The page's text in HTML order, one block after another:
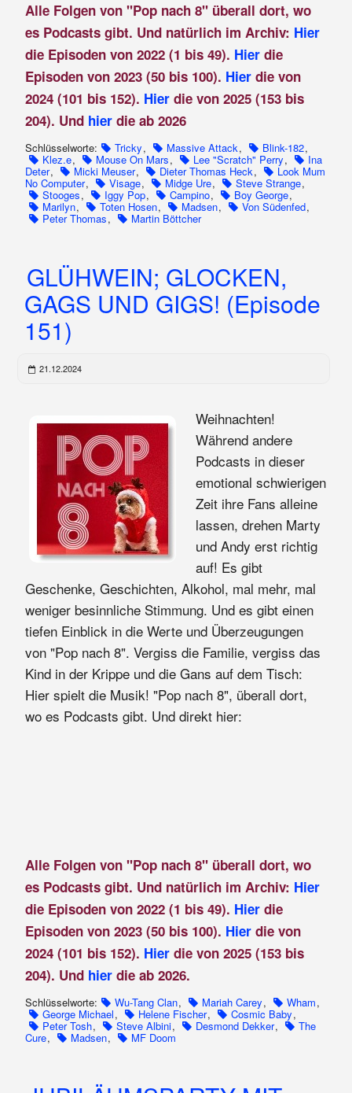
Alle Folgen von "Pop nach 8" überall dort, wo
es Podcasts gibt. Und natürlich im Archiv: Hier
die Episoden von 2022 (1 bis 49). Hierdie
Episoden von 2023 (50 bis 100). Hier die von
2024 (101 bis 152). Hier die von 2025 (153 bis
204). Und hier die ab 2026
Schlüsselworte: Tricky, Massive Attack, Blink-182,
Klez.e, Mouse On Mars, Lee "Scratch" Perry, Ina
Deter, Micki Meuser, Dieter Thomas Heck, Look Mum
No Computer, Visage, Midge Ure, Steve Strange,
Stooges, Iggy Pop, Campino, Boy George,
Marilyn, Toten Hosen, Madsen, Von Südenfed,
Peter Thomas, Martin Böttcher
GLÜHWEIN; GLOCKEN,
GAGS UND GIGS! (Episode
151)
21.12.2024
Weihnachten!
Während andere
Podcasts in dieser
emotional schwierigen
Zeit ihre Fans alleine
lassen, drehen Marty
und Andy erst richtig
auf! Es gibt
Geschenke, Geschichten, Alkohol, mal mehr, mal
weniger besinnliche Stimmung. Und es gibt einen
tiefen Einblick in die Werte und Überzeugungen
von "Pop nach 8". Vergiss die Familie, vergiss das
Kind in der Krippe und die Gans auf dem Tisch:
Hier spielt die Musik! "Pop nach 8", überall dort,
wo es Podcasts gibt. Und direkt hier:
Alle Folgen von "Pop nach 8" überall dort, wo
es Podcasts gibt. Und natürlich im Archiv: Hier
die Episoden von 2022 (1 bis 49). Hierdie
Episoden von 2023 (50 bis 100). Hier die von
2024 (101 bis 152). Hier die von 2025 (153 bis
204). Und hier die ab 2026.
Schlüsselworte: Wu-Tang Clan, Mariah Carey, Wham,
George Michael, Helene Fischer, Cosmic Baby,
Peter Tosh, Steve Albini, Desmond Dekker, The
Cure, Madsen, MF Doom